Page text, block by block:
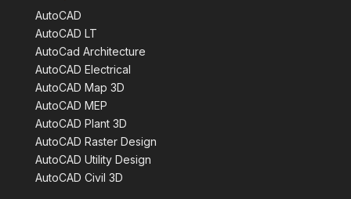
AutoCAD
AutoCAD LT
AutoCad Architecture
AutoCAD Electrical
AutoCAD Map 3D
AutoCAD MEP
AutoCAD Plant 3D
AutoCAD Raster Design
AutoCAD Utility Design
AutoCAD Civil 3D